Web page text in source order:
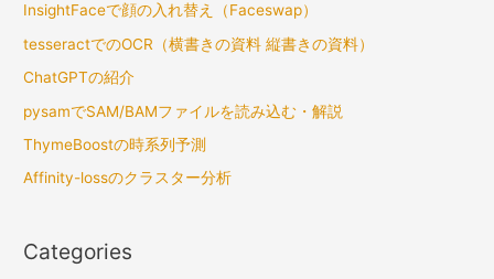
InsightFaceで顔の入れ替え（Faceswap）
tesseractでのOCR（横書きの資料 縦書きの資料）
ChatGPTの紹介
pysamでSAM/BAMファイルを読み込む・解説
ThymeBoostの時系列予測
Affinity-lossのクラスター分析
Categories